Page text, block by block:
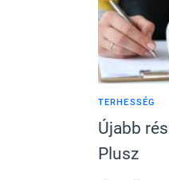
TERHESSÉG
Újabb
Plusz